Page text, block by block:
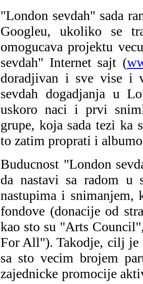
"London sevdah" sada
Googleu, ukoliko se
omogucava projektu
sevdah" Internet sajt (
doradjivan i sve vise i
sevdah dogadjanja u
uskoro naci i prvi
grupe, koja sada tezi ka
to zatim proprati i
Buducnost "London
da nastavi sa radom u
nastupima i
fondove (donacije od
kao sto su "Arts
For All"). Takodje, cilj je
sa sto vecim brojem
zajednicke promocije